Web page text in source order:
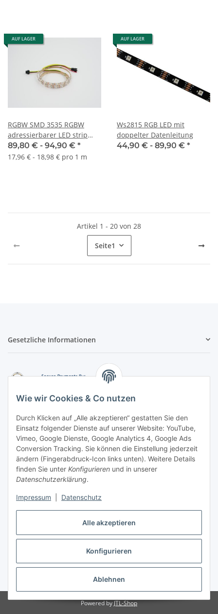
Alle akzeptieren
Konfigurieren
Ablehnen
Wie wir Cookies & Co nutzen
Durch Klicken auf „Alle akzeptieren“ gestatten Sie den
Einsatz folgender Dienste auf unserer Website: YouTube,
Vimeo, Google Dienste, Google Analytics 4, Google Ads
Conversion Tracking. Sie können die Einstellung jederzeit
ändern (Fingerabdruck-Icon links unten). Weitere Details
finden Sie unter Konfigurieren und in unserer
Datenschutzerklärung.
Impressum Datenschutz
AUF LAGER
RGBW SMD 3535 RGBW
adressierbarer LED strip
60LEDs/Meter
89,80 € - 94,90 € *
17,96 € - 18,98 € pro 1 m
AUF LAGER
Ws2815 RGB LED mit
doppelter Datenleitung
44,90 € - 89,90 € *
Artikel 1 - 20 von 28
Seite1
Gesetzliche Informationen
Vorkasse per Überweisung
Zahlung per PayPal
Zahlung per Google Pay (PayPal)
Zahlung per Apple Pay (PayPal)
Zahlung per amazon payments
FAQ
Weitere Informationen
Vertrag widerrufen
* Alle Preise inkl. gesetzlicher USt., zzgl.Versand
Powered byJTL-Shop